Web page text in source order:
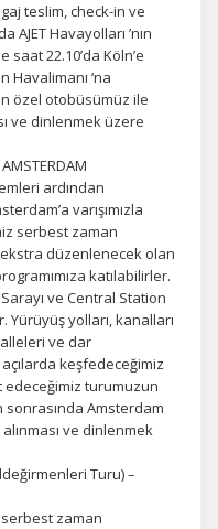
teslim, check-in ve
Havayolları ’nın
saat 22.10’da Köln’e
Havalimanı ‘na
özel otobüsümüz ile
ve dinlenmek üzere
ardından
varışımızla
serbest zaman
düzenlenecek olan
katılabilirler.
ve Central Station
Yürüyüş yolları, kanalları
ve dar
keşfedeceğimiz
edeceğimiz turumuzun
Amsterdam
ve dinlenmek
Turu) –
serbest zaman